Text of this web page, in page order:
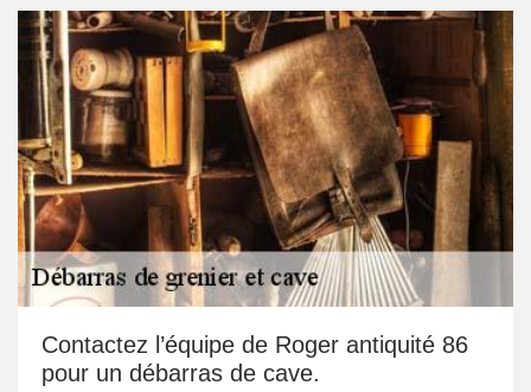
Contactez l’équipe de Roger antiquité 86
pour un débarras de cave.